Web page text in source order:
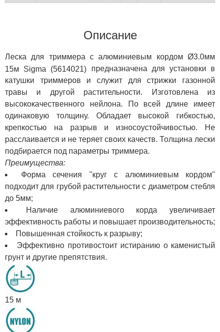
Описание
Леска для триммера с алюминиевым кордом Ø3.0мм
15м Sigma (5614021) предназначена для установки в
катушки триммеров и служит для стрижки газонной
травы и другой растительности. Изготовлена из
высококачественного нейлона. По всей длине имеет
одинаковую толщину. Обладает высокой гибкостью,
крепкостью на разрыв и износоустойчивостью. Не
расслаивается и не теряет своих качеств. Толщина лески
подбирается под параметры триммера.
Преимущества:
Форма сечения "круг с алюминиевым кордом"
подходит для грубой растительности с диаметром стебля
до 5мм;
Наличие алюминиевого корда увеличивает
эффективность работы и повышает производительность;
Повышенная стойкость к разрыву;
Эффективно противостоит истиранию о каменистый
грунт и другие препятствия.
15 м